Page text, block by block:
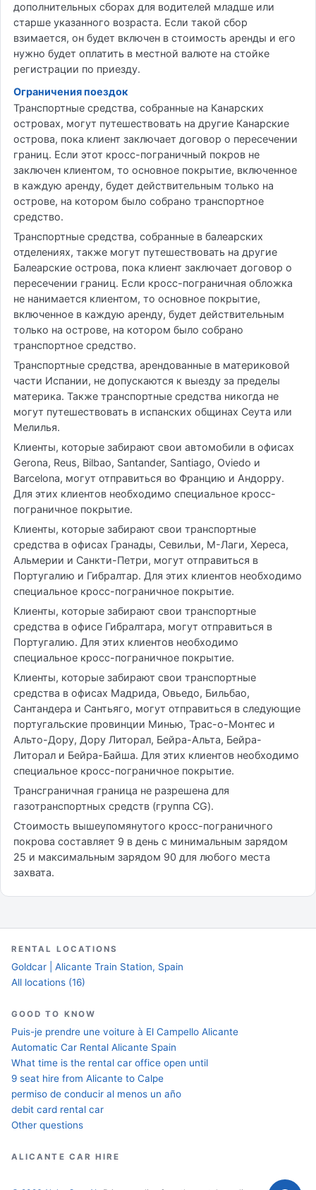
дополнительных сборах для водителей младше или
старше указанного возраста. Если такой сбор
взимается, он будет включен в стоимость аренды и его
нужно будет оплатить в местной валюте на стойке
регистрации по приезду.
Ограничения поездок
Транспортные средства, собранные на Канарских
островах, могут путешествовать на другие Канарские
острова, пока клиент заключает договор о пересечении
границ. Если этот кросс-пограничный покров не
заключен клиентом, то основное покрытие, включенное
в каждую аренду, будет действительным только на
острове, на котором было собрано транспортное
средство.
Транспортные средства, собранные в балеарских
отделениях, также могут путешествовать на другие
Балеарские острова, пока клиент заключает договор о
пересечении границ. Если кросс-пограничная обложка
не нанимается клиентом, то основное покрытие,
включенное в каждую аренду, будет действительным
только на острове, на котором было собрано
транспортное средство.
Транспортные средства, арендованные в материковой
части Испании, не допускаются к выезду за пределы
материка. Также транспортные средства никогда не
могут путешествовать в испанских общинах Сеута или
Мелилья.
Клиенты, которые забирают свои автомобили в офисах
Gerona, Reus, Bilbao, Santander, Santiago, Oviedo и
Barcelona, ​​могут отправиться во Францию ​​и Андорру.
Для этих клиентов необходимо специальное кросс-
пограничное покрытие.
Клиенты, которые забирают свои транспортные
средства в офисах Гранады, Севильи, М-Лаги, Хереса,
Альмерии и Санкти-Петри, могут отправиться в
Португалию и Гибралтар. Для этих клиентов необходимо
специальное кросс-пограничное покрытие.
Клиенты, которые забирают свои транспортные
средства в офисе Гибралтара, могут отправиться в
Португалию. Для этих клиентов необходимо
специальное кросс-пограничное покрытие.
Клиенты, которые забирают свои транспортные
средства в офисах Мадрида, Овьедо, Бильбао,
Сантандера и Сантьяго, могут отправиться в следующие
португальские провинции Минью, Трас-о-Монтес и
Альто-Дору, Дору Литорал, Бейра-Альта, Бейра-
Литорал и Бейра-Байша. Для этих клиентов необходимо
специальное кросс-пограничное покрытие.
Трансграничная граница не разрешена для
газотранспортных средств (группа CG).
Стоимость вышеупомянутого кросс-пограничного
покрова составляет 9 в день с минимальным зарядом
25 и максимальным зарядом 90 для любого места
захвата.
RENTAL LOCATIONS
Goldcar | Alicante Train Station, Spain
All locations (16)
GOOD TO KNOW
Puis-je prendre une voiture à El Campello Alicante
Automatic Car Rental Alicante Spain
What time is the rental car office open until
9 seat hire from Alicante to Calpe
permiso de conducir al menos un año
debit card rental car
Other questions
ALICANTE CAR HIRE